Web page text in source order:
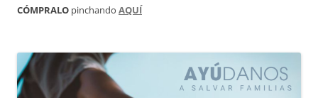
CÓMPRALO pinchando AQUÍ